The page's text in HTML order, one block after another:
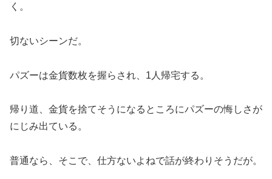
く。
切ないシーンだ。
パズーは金貨数枚を握らされ、1人帰宅する。
帰り道、金貨を捨てそうになるところにパズーの悔しさが
にじみ出ている。
普通なら、そこで、仕方ないよねで話が終わりそうだが。